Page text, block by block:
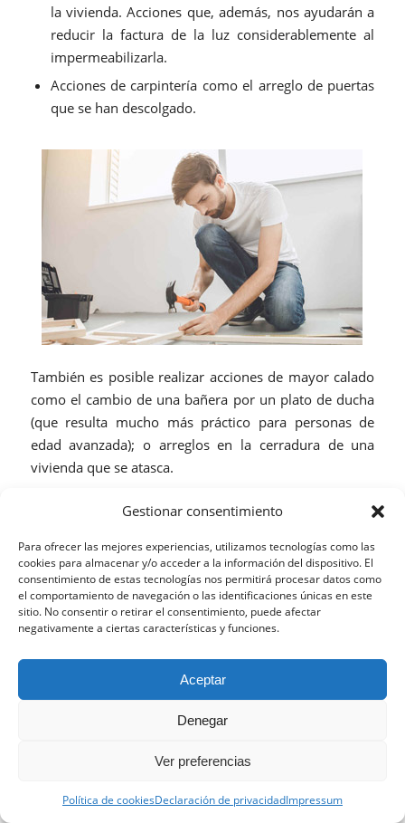
Gestionar consentimiento
Para ofrecer las mejores experiencias, utilizamos tecnologías como las
cookies para almacenar y/o acceder a la información del dispositivo. El
consentimiento de estas tecnologías nos permitirá procesar datos como
el comportamiento de navegación o las identificaciones únicas en este
sitio. No consentir o retirar el consentimiento, puede afectar
negativamente a ciertas características y funciones.
Aceptar
Denegar
Ver preferencias
Política de cookiesDeclaración de privacidadImpressum
la vivienda. Acciones que, además, nos ayudarán a
reducir la factura de la luz considerablemente al
impermeabilizarla.
Acciones de carpintería como el arreglo de puertas
que se han descolgado.
También es posible realizar acciones de mayor calado
como el cambio de una bañera por un plato de ducha
(que resulta mucho más práctico para personas de
edad avanzada); o arreglos en la cerradura de una
vivienda que se atasca.
Con todo ello, El manitas Ideal se convierte en un
aliado perfecto para mantener nuestra casa en
condiciones óptimas.
Contactar con El manitas Ideal
Para ponerte encontactocon El manitas Ideal basta
con que cumplimentemos el formulario que la
teléfono. Incluso podemos solicitar presupuesto sin
compromiso ante cualquier emergencia. Para lo que,
de nuevo, emplearemos el mismo formulario al que
nos hemos referido anteriormente.
su navegación y ofrecerle un servicio más personalizado.
Continuar navegando implica la aceptación de nuestra
política de cookies, pinche el enlace para mayor información.